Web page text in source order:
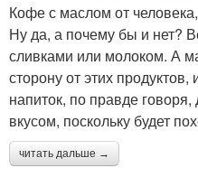
Кофе с маслом от
Ну да, а почему бы и нет?
сливками или молоком. А
сторону от этих
напиток, по правде
вкусом, поскольку будет
читать дальше →